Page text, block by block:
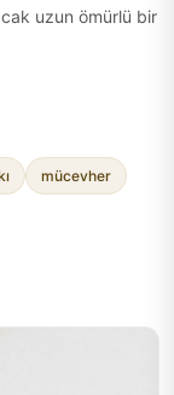
uzun ömürlü bir
mücevher